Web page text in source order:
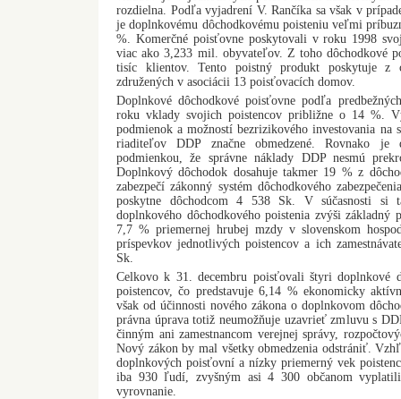
rozdielna. Podľa vyjadrení V. Rančíka sa však v
je doplnkovému dôchodkovému poisteniu veľmi
%. Komerčné poisťovne poskytovali v roku 1998
viac ako 3,233 mil. obyvateľov. Z toho dôchodkové
tisíc klientov. Tento poistný produkt poskytuje z
združených v asociácii 13 poisťovacích domov.
Doplnkové dôchodkové poisťovne podľa
roku vklady svojich poistencov približne o 14 %.
podmienok a možností bezrizikového investovania na
riaditeľov DDP značne obmedzené. Rovnako je
podmienkou, že správne náklady DDP nesmú
Doplnkový dôchodok dosahuje takmer 19 % z
zabezpečí zákonný systém dôchodkového
poskytne dôchodcom 4 538 Sk. V súčasnosti si
doplnkového dôchodkového poistenia zvýši základný
7,7 % priemernej hrubej mzdy v slovenskom
príspevkov jednotlivých poistencov a ich
Sk.
Celkovo k 31. decembru poisťovali štyri doplnkové
poistencov, čo predstavuje 6,14 % ekonomicky
však od účinnosti nového zákona o doplnkovom
právna úprava totiž neumožňuje uzavrieť zmluvu s
činným ani zamestnancom verejnej správy,
Nový zákon by mal všetky obmedzenia odstrániť.
doplnkových poisťovní a nízky priemerný vek
iba 930 ľudí, zvyšným asi 4 300 občanom vyplatili
vyrovnanie.